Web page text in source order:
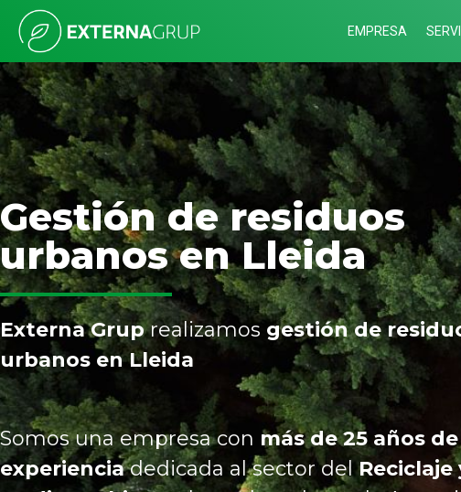
EMPRESA
Gestión de residuos
urbanos en Lleida
Externa Gruprealizamos gestión de
urbanos en Lleida
Somos una empresa con más de 25 años de
experienciadedicada al sector delReciclaje